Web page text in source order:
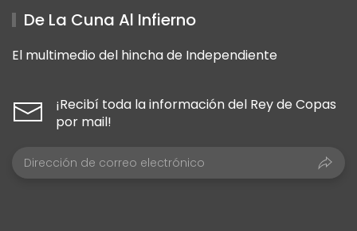
De La Cuna Al Infierno
El multimedio del hincha de Independiente
¡Recibí toda la información del Rey de Copas
por mail!